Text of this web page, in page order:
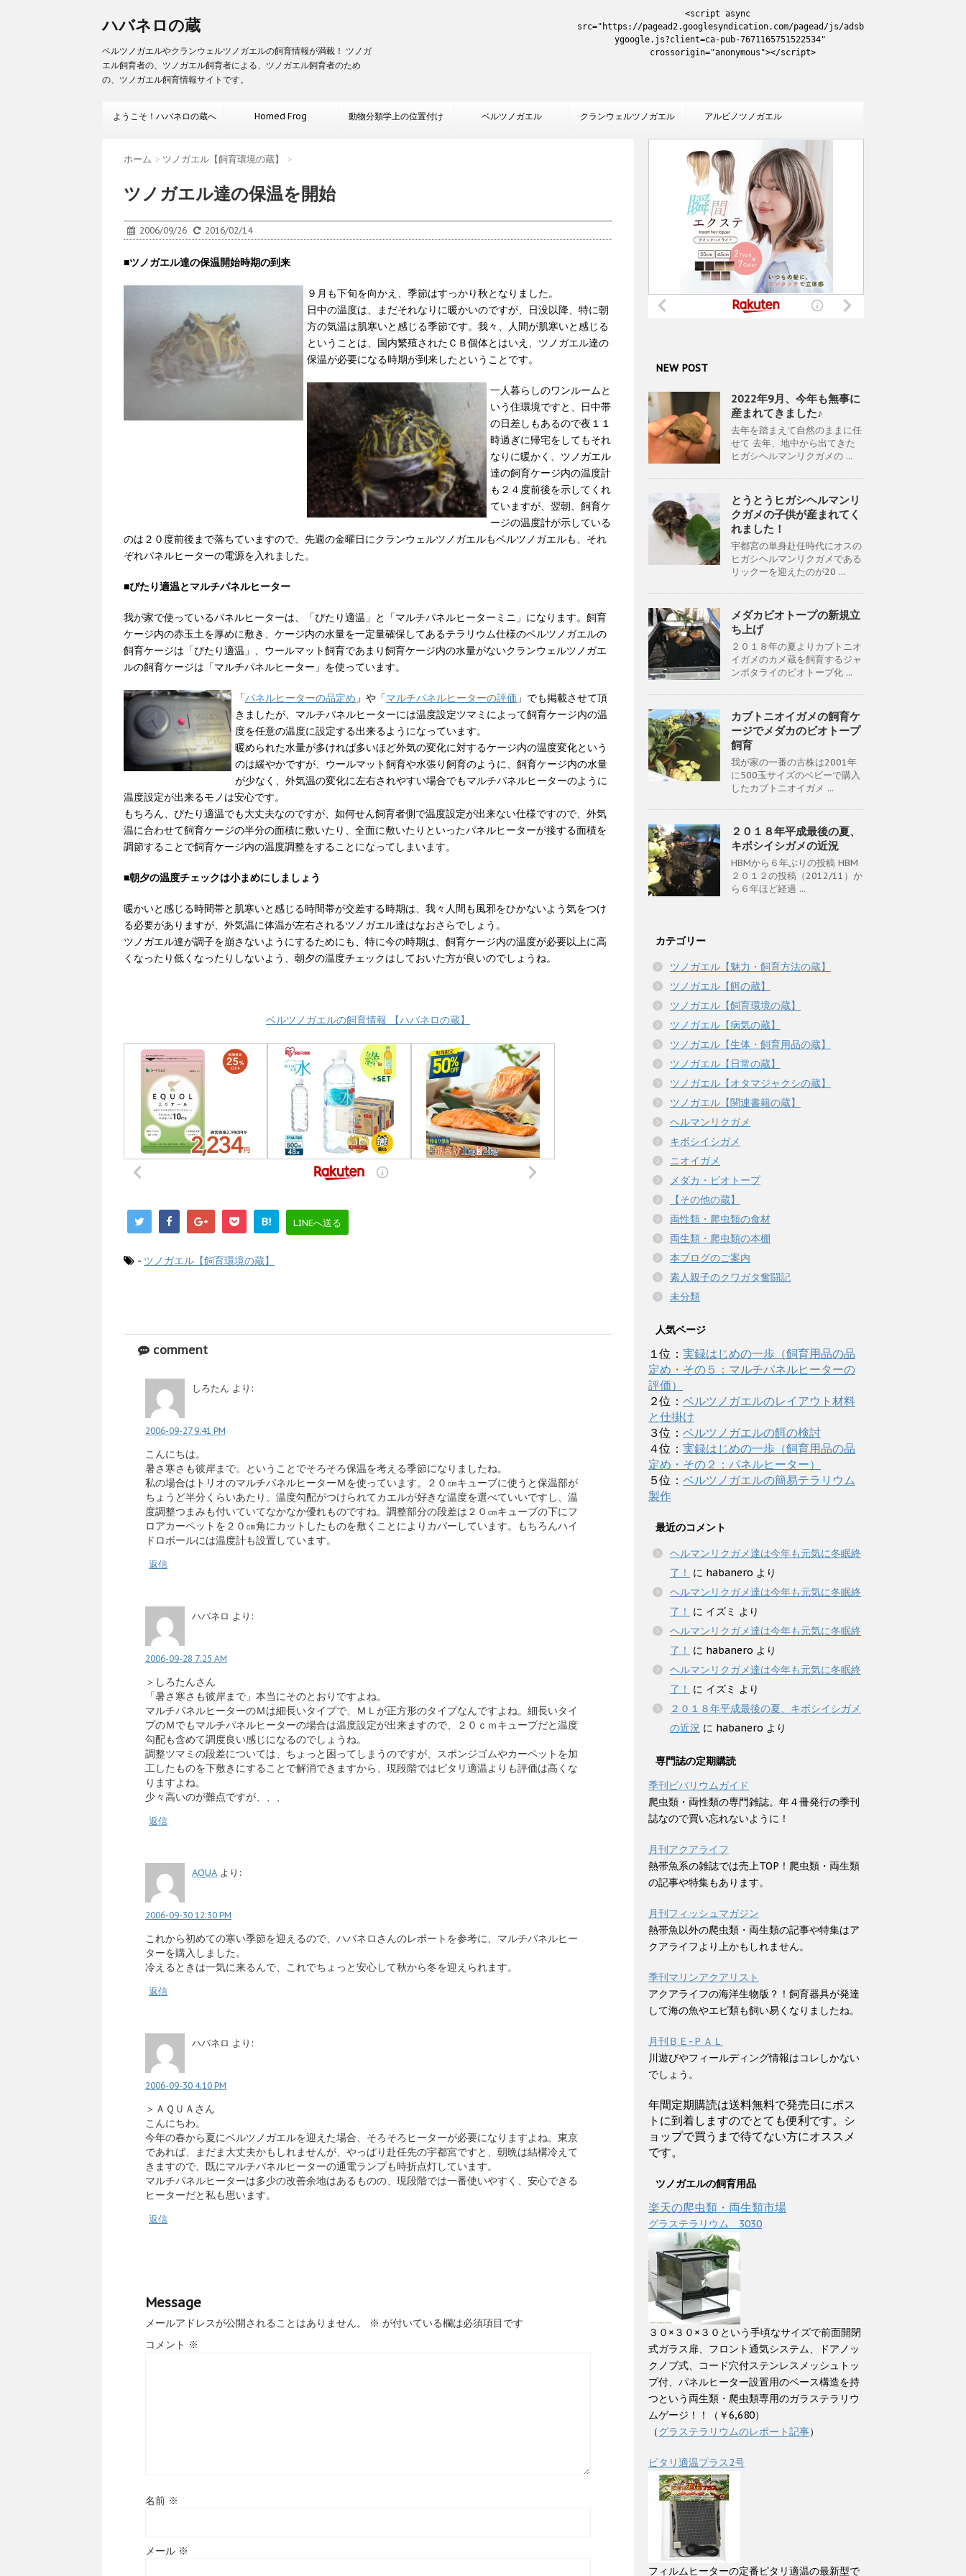
ハバネロの蔵
ベルツノガエルやクランウェルツノガエルの飼育情報が満載！ ツノガ
エル飼育者の、ツノガエル飼育者による、ツノガエル飼育者のため
の、ツノガエル飼育情報サイトです。
<script async
src="https://pagead2.googlesyndication.com/pagead/js/adsb
ygoogle.js?client=ca-pub-7671165751522534"
     crossorigin="anonymous"></script>
ようこそ！ハバネロの蔵へ Horned Frog 動物分類学上の位置付け ベルツノガエル クランウェルツノガエル アルビノツノガエル
ホーム > ツノガエル【飼育環境の蔵】 >
ツノガエル達の保温を開始
2006/09/26 2016/02/14
■ツノガエル達の保温開始時期の到来
９月も下旬を向かえ、季節はすっかり秋となりました。
日中の温度は、まだそれなりに暖かいのですが、日没以降、特に朝
方の気温は肌寒いと感じる季節です。我々、人間が肌寒いと感じる
ということは、国内繁殖されたＣＢ個体とはいえ、ツノガエル達の
保温が必要になる時期が到来したということです。
一人暮らしのワンルームと
いう住環境ですと、日中帯
の日差しもあるので夜１１
時過ぎに帰宅をしてもそれ
なりに暖かく、ツノガエル
達の飼育ケージ内の温度計
も２４度前後を示してくれ
ていますが、翌朝、飼育ケ
ージの温度計が示している
のは２０度前後まで落ちていますので、先週の金曜日にクランウェルツノガエルもベルツノガエルも、それ
ぞれパネルヒーターの電源を入れました。
■ぴたり適温とマルチパネルヒーター
我が家で使っているパネルヒーターは、「ぴたり適温」と「マルチパネルヒーターミニ」になります。飼育
ケージ内の赤玉土を厚めに敷き、ケージ内の水量を一定量確保してあるテラリウム仕様のベルツノガエルの
飼育ケージは「ぴたり適温」、ウールマット飼育であまり飼育ケージ内の水量がないクランウェルツノガエ
ルの飼育ケージは「マルチパネルヒーター」を使っています。
「パネルヒーターの品定め 」や「マルチパネルヒーターの評価 」でも掲載させて頂
きましたが、マルチパネルヒーターには温度設定ツマミによって飼育ケージ内の温
度を任意の温度に設定する出来るようになっています。
暖められた水量が多ければ多いほど外気の変化に対するケージ内の温度変化という
のは緩やかですが、ウールマット飼育や水張り飼育のように、飼育ケージ内の水量
が少なく、外気温の変化に左右されやすい場合でもマルチパネルヒーターのように
温度設定が出来るモノは安心です。
もちろん、ぴたり適温でも大丈夫なのですが、如何せん飼育者側で温度設定が出来ない仕様ですので、外気
温に合わせて飼育ケージの半分の面積に敷いたり、全面に敷いたりといったパネルヒーターが接する面積を
調節することで飼育ケージ内の温度調整をすることになってしまいます。
■朝夕の温度チェックは小まめにしましょう
暖かいと感じる時間帯と肌寒いと感じる時間帯が交差する時期は、我々人間も風邪をひかないよう気をつけ
る必要がありますが、外気温に体温が左右されるツノガエル達はなおさらでしょう。
ツノガエル達が調子を崩さないようにするためにも、特に今の時期は、飼育ケージ内の温度が必要以上に高
くなったり低くなったりしないよう、朝夕の温度チェックはしておいた方が良いのでしょうね。
ベルツノガエルの飼育情報 【ハバネロの蔵】
B! LINEへ送る
- ツノガエル【飼育環境の蔵】
comment
しろたん より:
2006-09-27 9:41 PM
こんにちは。
暑さ寒さも彼岸まで。ということでそろそろ保温を考える季節になりましたね。
私の場合はトリオのマルチパネルヒーターＭを使っています。２０㎝キューブに使うと保温部が
ちょうど半分くらいあたり、温度勾配がつけられてカエルが好きな温度を選べていいですし、温
度調整つまみも付いていてなかなか優れものですね。調整部分の段差は２０㎝キューブの下にフ
ロアカーペットを２０㎝角にカットしたものを敷くことによりカバーしています。もちろんハイ
ドロボールには温度計も設置しています。
返信
ハバネロ より:
2006-09-28 7:25 AM
＞しろたんさん
「暑さ寒さも彼岸まで」本当にそのとおりですよね。
マルチパネルヒーターのＭは細長いタイプで、ＭＬが正方形のタイプなんですよね。細長いタイ
プのＭでもマルチパネルヒーターの場合は温度設定が出来ますので、２０ｃｍキューブだと温度
勾配も含めて調度良い感じになるのでしょうね。
調整ツマミの段差については、ちょっと困ってしまうのですが、スポンジゴムやカーペットを加
工したものを下敷きにすることで解消できますから、現段階ではピタリ適温よりも評価は高くな
りますよね。
少々高いのが難点ですが、、、
返信
AQUA より:
2006-09-30 12:30 PM
これから初めての寒い季節を迎えるので、ハバネロさんのレポートを参考に、マルチパネルヒー
ターを購入しました。
冷えるときは一気に来るんで、これでちょっと安心して秋から冬を迎えられます。
返信
ハバネロ より:
2006-09-30 4:10 PM
＞ＡＱＵＡさん
こんにちわ。
今年の春から夏にベルツノガエルを迎えた場合、そろそろヒーターが必要になりますよね。東京
であれば、まだま大丈夫かもしれませんが、やっぱり赴任先の宇都宮ですと、朝晩は結構冷えて
きますので、既にマルチパネルヒーターの通電ランプも時折点灯しています。
マルチパネルヒーターは多少の改善余地はあるものの、現段階では一番使いやすく、安心できる
ヒーターだと私も思います。
返信
Message
メールアドレスが公開されることはありません。 ※ が付いている欄は必須項目です
コメント ※
名前 ※
メール ※
NEW POST
2022年9月、今年も無事に
産まれてきました♪
去年を踏まえて自然のままに任
せて 去年、地中から出てきた
ヒガシヘルマンリクガメの ...
とうとうヒガシヘルマンリ
クガメの子供が産まれてく
れました！
宇都宮の単身赴任時代にオスの
ヒガシヘルマンリクガメである
リックーを迎えたのが20 ...
メダカビオトープの新規立
ち上げ
２０１８年の夏よりカブトニオ
イガメのカメ蔵を飼育するジャ
ンボタライのビオトープ化 ...
カブトニオイガメの飼育ケ
ージでメダカのビオトープ
飼育
我が家の一番の古株は2001年
に500玉サイズのベビーで購入
したカブトニオイガメ ...
２０１８年平成最後の夏、
キボシイシガメの近況
HBMから６年ぶりの投稿 HBM
２０１２の投稿（2012/11）か
ら６年ほど経過 ...
カテゴリー
ツノガエル【魅力・飼育方法の蔵】
ツノガエル【餌の蔵】
ツノガエル【飼育環境の蔵】
ツノガエル【病気の蔵】
ツノガエル【生体・飼育用品の蔵】
ツノガエル【日常の蔵】
ツノガエル【オタマジャクシの蔵】
ツノガエル【関連書籍の蔵】
ヘルマンリクガメ
キボシイシガメ
ニオイガメ
メダカ・ビオトープ
【その他の蔵】
両性類・爬虫類の食材
両生類・爬虫類の本棚
本ブログのご案内
素人親子のクワガタ奮闘記
未分類
人気ページ
１位： 実録はじめの一歩（飼育用品の品
定め・その５：マルチパネルヒーターの
評価）
２位： ベルツノガエルのレイアウト材料
と仕掛け
３位： ベルツノガエルの餌の検討
４位： 実録はじめの一歩（飼育用品の品
定め・その２：パネルヒーター）
５位： ベルツノガエルの簡易テラリウム
製作
最近のコメント
ヘルマンリクガメ達は今年も元気に冬眠終
了！
に habanero より
ヘルマンリクガメ達は今年も元気に冬眠終
了！
に イズミ より
ヘルマンリクガメ達は今年も元気に冬眠終
了！
に habanero より
ヘルマンリクガメ達は今年も元気に冬眠終
了！
に イズミ より
２０１８年平成最後の夏、キボシイシガメ
の近況 に habanero より
専門誌の定期購読
季刊ビバリウムガイド
爬虫類・両性類の専門雑誌。年４冊発行の季刊
誌なので買い忘れないように！
月刊アクアライフ
熱帯魚系の雑誌では売上TOP！爬虫類・両生類
の記事や特集もあります。
月刊フィッシュマガジン
熱帯魚以外の爬虫類・両生類の記事や特集はア
クアライフより上かもしれません。
季刊マリンアクアリスト
アクアライフの海洋生物版？！飼育器具が発達
して海の魚やエビ類も飼い易くなりましたね。
月刊ＢＥ-ＰＡＬ
川遊びやフィールディング情報はコレしかない
でしょう。
年間定期購読は送料無料で発売日にポス
トに到着しますのでとても便利です。シ
ョップで買うまで待てない方にオススメ
です。
ツノガエルの飼育用品
楽天の爬虫類・両生類市場
グラステラリウム 3030
３０×３０×３０という手頃なサイズで前面開閉
式ガラス扉、フロント通気システム、ドアノッ
クノブ式、コード穴付ステンレスメッシュトッ
プ付、パネルヒーター設置用のベース構造を持
つという両生類・爬虫類専用のガラステラリウ
ムゲージ！！（￥6,680）
（グラステラリウムのレポート記事）
ピタリ適温プラス2号
フィルムヒーターの定番ピタリ適温の最新型で